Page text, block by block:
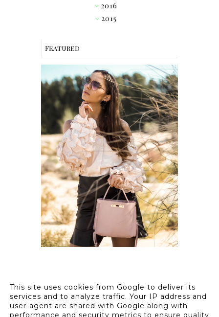
►2016
▼2015
Featured
OUTFIT // PINK RUFFLE
BLOUSE W/ HEART
SUNGLASSES
This site uses cookies from Google to deliver its
services and to analyze traffic. Your IP address and
user-agent are shared with Google along with
performance and security metrics to ensure quality